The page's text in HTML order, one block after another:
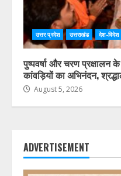
उत्तर प्रदेश उत्तराखंड देश-विदेश
पुष्पवर्षा और चरण प्रक्षालन
कांवड़ियों का अभिनंदन,
August 5, 2026
ADVERTISEMENT